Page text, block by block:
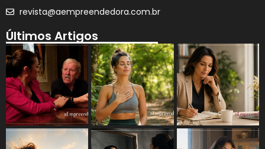
revista@aempreendedora.com.br
Últimos Artigos